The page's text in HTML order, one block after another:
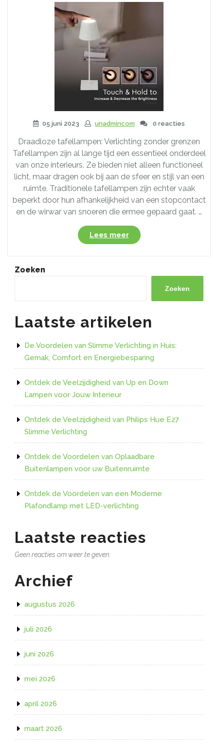
verlichting”
05 juni 2023 unadmincom 0 reacties
Draadloze tafellampen: Verlichting zonder grenzen
Tafellampen zijn al lange tijd een essentieel onderdeel
van onze interieurs. Ze bieden niet alleen functioneel
licht, maar dragen ook bij aan de sfeer en stijl van een
ruimte. Traditionele tafellampen zijn echter vaak
beperkt door hun afhankelijkheid van een stopcontact
en de wirwar van snoeren die ermee gepaard gaat. …
Lees meer“Ontdek
de
vrijheid
draadloze
tafellampen:
Verlichting
grenzen!”
Zoeken
Zoeken
Laatste artikelen
De Voordelen van Slimme Verlichting in Huis:
Gemak, Comfort en Energiebesparing
Ontdek de Veelzijdigheid van Up en Down
Lampen voor Jouw Interieur
Ontdek de Veelzijdigheid van Philips Hue E27
Slimme Verlichting
Ontdek de Voordelen van Oplaadbare
Buitenlampen voor uw Buitenruimte
Ontdek de Voordelen van een Moderne
Plafondlamp met LED-verlichting
Laatste reacties
Geen reacties om weer te geven.
Archief
augustus 2026
juli 2026
juni 2026
mei 2026
april 2026
maart 2026